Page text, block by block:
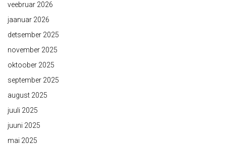
veebruar 2026
jaanuar 2026
detsember 2025
november 2025
oktoober 2025
september 2025
august 2025
juuli 2025
juuni 2025
mai 2025